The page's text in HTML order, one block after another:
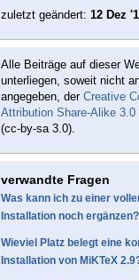
zuletzt geändert: 12 Dez
Alle Beiträge auf dieser
unterliegen, soweit nicht
angegeben, der Creative
Attribution Share-Alike 3.0
(cc-by-sa 3.0).
verwandte Fragen
Was kann ich zu einer
Installation noch ergänzen?
Wieviel Platz belegt eine
Installation von MiKTeX